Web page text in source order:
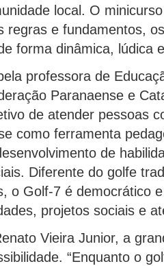
local. O
regras e fundamentos,
forma dinâmica, lúdica
professora de
Paranaense e
de atender pessoas
como ferramenta
de
Diferente do golfe
o Golf-7 é democrático
projetos sociais e
Vieira Junior, a
“Enquanto o